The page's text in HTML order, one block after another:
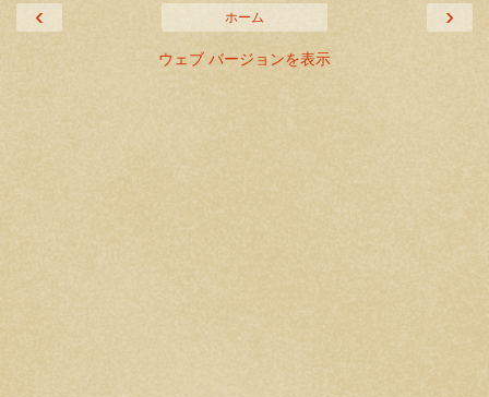
‹ ›
ホーム
ウェブ バージョンを表示